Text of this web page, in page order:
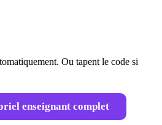
Ou tapent le code si
enseignant complet